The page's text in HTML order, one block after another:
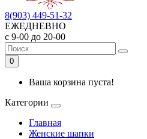
8(903) 449-51-32
ЕЖЕДНЕВНО
с 9-00 до 20-00
0
Ваша корзина пуста!
Категории
Главная
Женские шапки